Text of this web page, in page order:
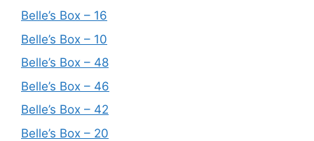
Belle’s Box – 16
Belle’s Box – 10
Belle’s Box – 48
Belle’s Box – 46
Belle’s Box – 42
Belle’s Box – 20